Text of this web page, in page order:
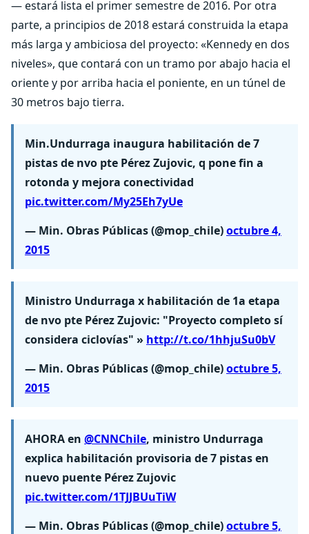
— estará lista el primer semestre de 2016. Por otra
parte, a principios de 2018 estará construida la etapa
más larga y ambiciosa del proyecto: «Kennedy en dos
niveles», que contará con un tramo por abajo hacia el
oriente y por arriba hacia el poniente, en un túnel de
30 metros bajo tierra.
Min.Undurraga inaugura habilitación de 7
pistas de nvo pte Pérez Zujovic, q pone fin a
rotonda y mejora conectividad
pic.twitter.com/My25Eh7yUe
— Min. Obras Públicas (@mop_chile)octubre 4,
2015
Ministro Undurraga x habilitación de 1a etapa
de nvo pte Pérez Zujovic: "Proyecto completo sí
considera ciclovías" » http://t.co/1hhjuSu0bV
— Min. Obras Públicas (@mop_chile)octubre 5,
2015
AHORA en @CNNChile, ministro Undurraga
explica habilitación provisoria de 7 pistas en
nuevo puente Pérez Zujovic
pic.twitter.com/1TJJBUuTiW
— Min. Obras Públicas (@mop_chile)octubre 5,